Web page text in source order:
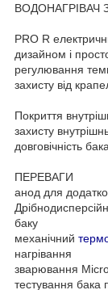
ВОДОНАГРІВАЧ
PRO R
дизайном і
регулювання
захисту від
Покриття
захисту
довговічність бака.
ПЕРЕВАГИ
анод для
баку
механічний
нагрівання
зварювання
тестування бака